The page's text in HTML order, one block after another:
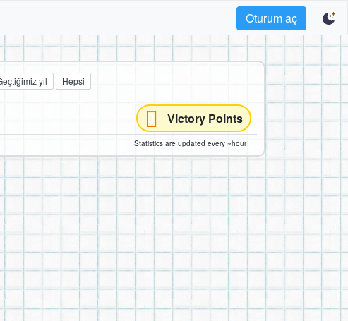
Oturum aç
yıl Hepsi
Victory Points
Statistics are updated every ~hour